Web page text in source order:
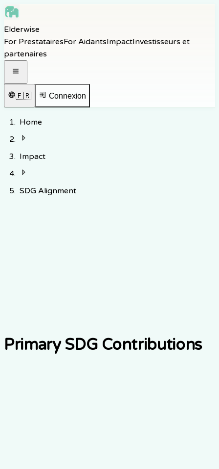
Skip to navigation
Skip to footer
Elderwise
For PrestatairesFor AidantsImpactInvestisseurs et
partenaires
🇫🇷 Connexion
Home
Impact
SDG Alignment
Primary SDG Contributions